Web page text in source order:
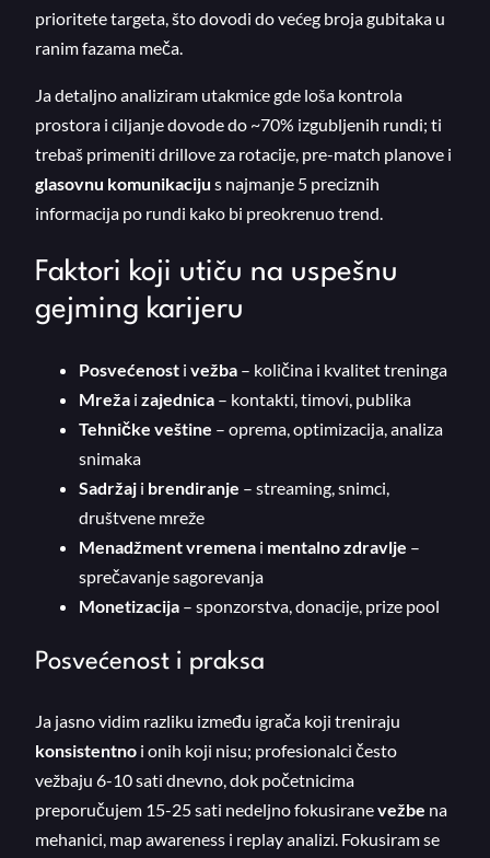
prioritete targeta, što dovodi do većeg broja gubitaka u
ranim fazama meča.
Ja detaljno analiziram utakmice gde loša kontrola
prostora i ciljanje dovode do ~70% izgubljenih rundi; ti
trebaš primeniti drillove za rotacije, pre-match planove i
glasovnu komunikaciju s najmanje 5 preciznih
informacija po rundi kako bi preokrenuo trend.
Faktori koji utiču na uspešnu
gejming karijeru
Posvećenost i vežba – količina i kvalitet treninga
Mreža i zajednica – kontakti, timovi, publika
Tehničke veštine – oprema, optimizacija, analiza
snimaka
Sadržaj i brendiranje – streaming, snimci,
društvene mreže
Menadžment vremena i mentalno zdravlje –
sprečavanje sagorevanja
Monetizacija – sponzorstva, donacije, prize pool
Posvećenost i praksa
Ja jasno vidim razliku između igrača koji treniraju
konsistentno i onih koji nisu; profesionalci često
vežbaju 6-10 sati dnevno, dok početnicima
preporučujem 15-25 sati nedeljno fokusiranevežbe na
mehanici, map awareness i replay analizi. Fokusiram se